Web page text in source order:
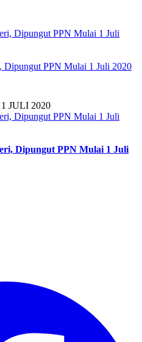
PPN Mulai 1 Juli 2020
JULI 2020
Dipungut PPN Mulai 1 Juli